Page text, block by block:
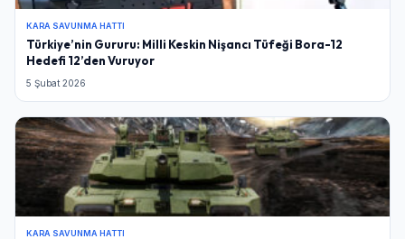
KARA SAVUNMA HATTI
Türkiye’nin Gururu: Milli Keskin Nişancı Tüfeği Bora-12
Hedefi 12’den Vuruyor
5 Şubat 2026
KARA SAVUNMA HATTI